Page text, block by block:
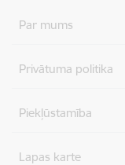
Par mums
Privātuma politika
Piekļūstamība
Lapas karte